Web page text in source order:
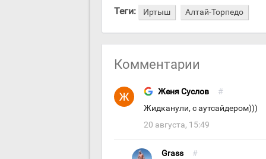
Теги: Иртыш Алтай-Торпедо
Комментарии
Женя Суслов #
Жидканули, с аутсайдером)))
20 августа, 15:49
Grass #